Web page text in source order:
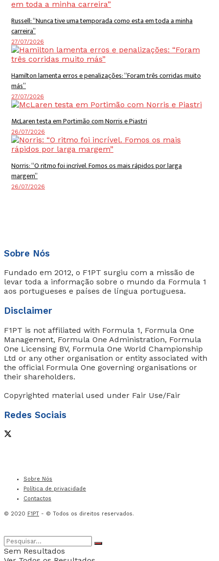
Russell: “Nunca tive uma temporada como esta em toda a minha
carreira”
27/07/2026
Hamilton lamenta erros e penalizações: “Foram três corridas muito
más”
27/07/2026
McLaren testa em Portimão com Norris e Piastri
26/07/2026
Norris: “O ritmo foi incrível. Fomos os mais rápidos por larga
margem”
26/07/2026
Sobre Nós
Fundado em 2012, o F1PT surgiu com a missão de
levar toda a informação sobre o mundo da Formula 1
aos portugueses e países de língua portuguesa.
Disclaimer
F1PT is not affiliated with Formula 1, Formula One
Management, Formula One Administration, Formula
One Licensing BV, Formula One World Championship
Ltd or any other organisation or entity associated with
the official Formula One governing organisations or
their shareholders.
Copyrighted material used under Fair Use/Fair
Redes Sociais
Sobre Nós
Política de privacidade
Contactos
© 2020 F1PT - © Todos os direitos reservados.
Sem Resultados